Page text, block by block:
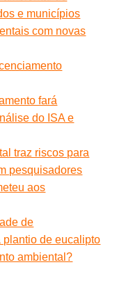
e municípios
com novas
fará
do ISA e
traz riscos para
pesquisadores
aos
de
plantio de eucalipto
ambiental?